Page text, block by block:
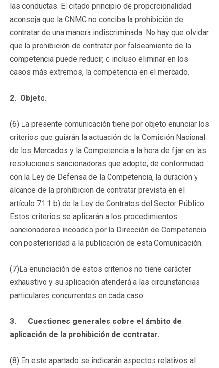
las conductas. El citado principio de proporcionalidad
aconseja que la CNMC no conciba la prohibición de
contratar de una manera indiscriminada. No hay que olvidar
que la prohibición de contratar por falseamiento de la
competencia puede reducir, o incluso eliminar en los
casos más extremos, la competencia en el mercado.
2. Objeto.
(6) La presente comunicación tiene por objeto enunciar los
criterios que guiarán la actuación de la Comisión Nacional
de los Mercados y la Competencia a la hora de fijar en las
resoluciones sancionadoras que adopte, de conformidad
con la Ley de Defensa de la Competencia, la duración y
alcance de la prohibición de contratar prevista en el
artículo 71.1 b) de la Ley de Contratos del Sector Público.
Estos criterios se aplicarán a los procedimientos
sancionadores incoados por la Dirección de Competencia
con posterioridad a la publicación de esta Comunicación.
(7)La enunciación de estos criterios no tiene carácter
exhaustivo y su aplicación atenderá a las circunstancias
particulares concurrentes en cada caso.
3. Cuestiones generales sobre el ámbito de
aplicación de la prohibición de contratar.
(8) En este apartado se indicarán aspectos relativos al